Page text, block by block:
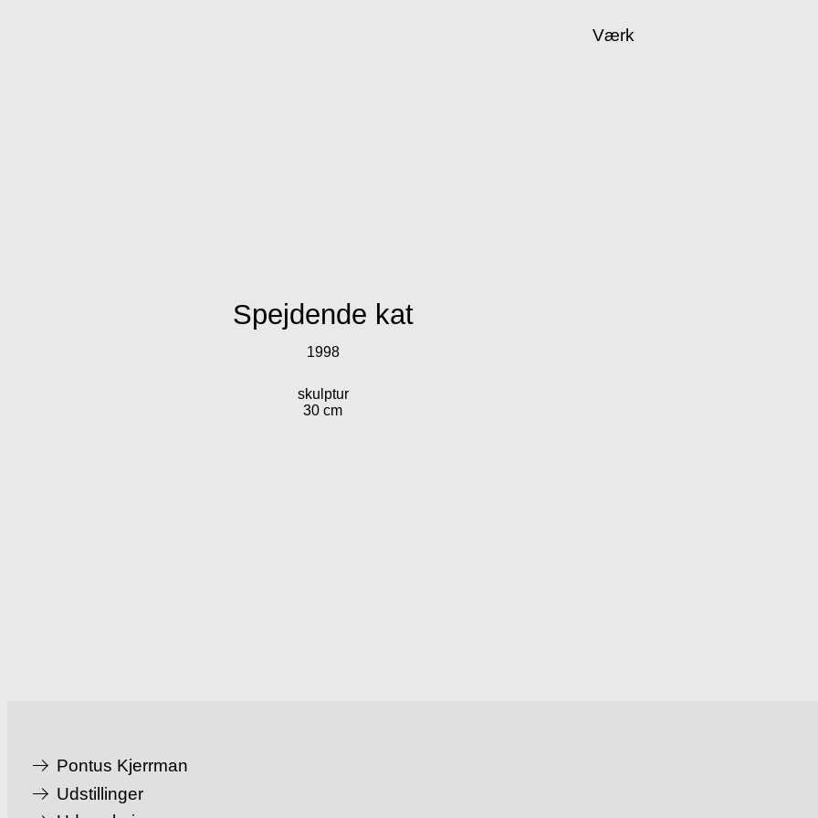
Værk
Spejdende kat
1998
skulptur
30 cm
Pontus Kjerrman
Udstillinger